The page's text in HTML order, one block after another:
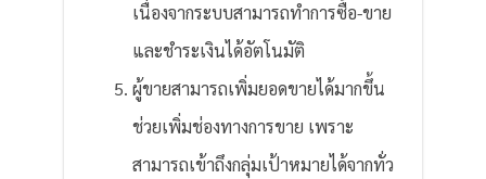
เนื่องจากระบบสามารถทำการซื้อ-ขาย
และชำระเงินได้อัตโนมัติ
ผู้ขายสามารถเพิ่มยอดขายได้มากขึ้น
ช่วยเพิ่มช่องทางการขาย เพราะ
สามารถเข้าถึงกลุ่มเป้าหมายได้จากทั่ว